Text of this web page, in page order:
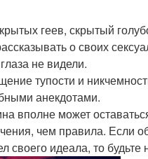
геев, скрытый
о своих
не видели.
тупости и
анекдотами.
вполне может
чем правила. Если
идеала, то будьте